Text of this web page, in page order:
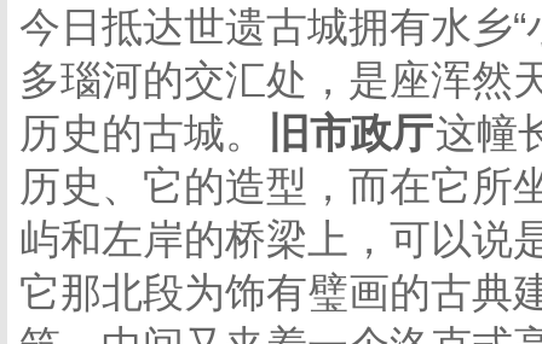
今日抵达世遗古城拥有水乡
多瑙河的交汇处，是座浑然
历史的古城。
旧市政厅这幢
历史、它的造型，而在它所
屿和左岸的桥梁上，可以说
它那北段为饰有璧画的古典